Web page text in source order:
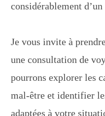
considérablement
Je vous invite à
une consultation de
pourrons explorer les
mal-être et identifier
adaptées à votre